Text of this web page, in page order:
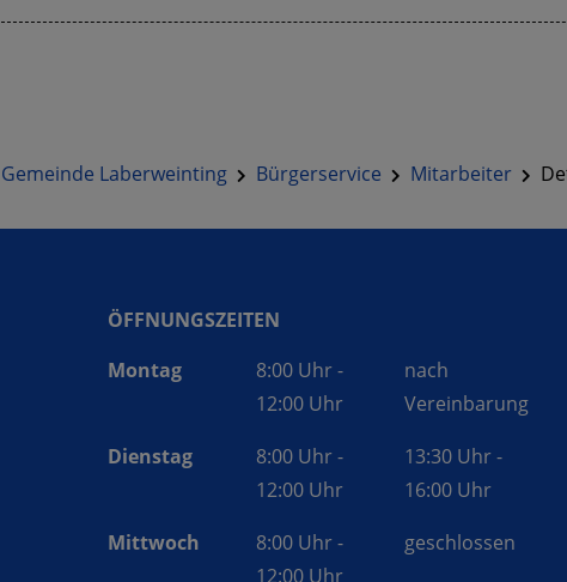
Gemeinde Laberweinting Bürgerservice Mitarbeiter
ÖFFNUNGSZEITEN
Montag
8:00 Uhr -
12:00 Uhr
nach
Vereinbarung
Dienstag
8:00 Uhr -
12:00 Uhr
13:30 Uhr -
16:00 Uhr
Mittwoch
8:00 Uhr -
12:00 Uhr
geschlossen